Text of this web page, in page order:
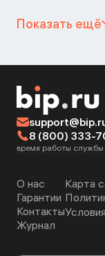
Показать ещё
8 (800) 333-
время работы
О нас
Гарантии
Контакты
Журнал
Карта